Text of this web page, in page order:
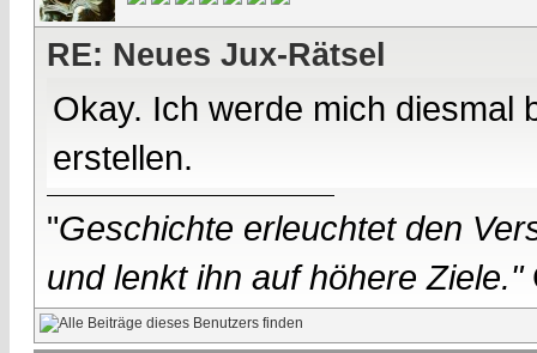
RE: Neues Jux-Rätsel
Okay. Ich werde mich diesmal
erstellen.
"Geschichte erleuchtet den
und lenkt ihn auf höhere Ziele."